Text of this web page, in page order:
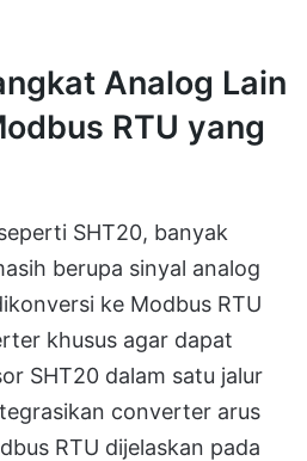
Analog Lain
RTU yang
SHT20, banyak
berupa sinyal analog
ke Modbus RTU
khusus agar dapat
SHT20 dalam satu jalur
converter arus
RTU dijelaskan pada